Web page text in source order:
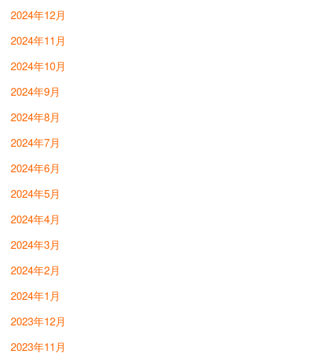
2024年12月
2024年11月
2024年10月
2024年9月
2024年8月
2024年7月
2024年6月
2024年5月
2024年4月
2024年3月
2024年2月
2024年1月
2023年12月
2023年11月